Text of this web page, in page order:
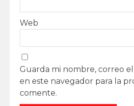
Web
Guarda mi nombre, correo
en este navegador para la
comente.